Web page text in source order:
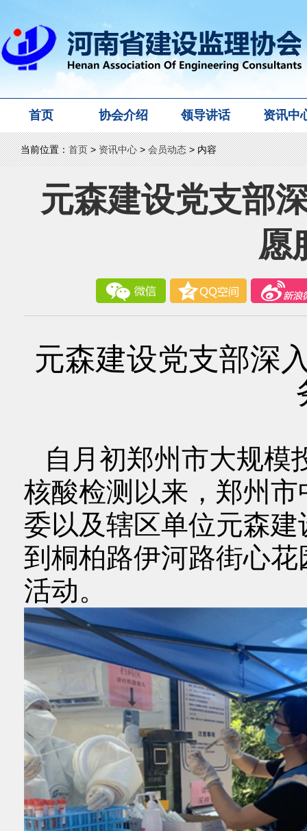
首页 协会介绍 领导讲话 资讯中
当前位置：首页>资讯中心>会员动态> 内容
元森建设党支部
愿
元森建设党支部深
自月初郑州市大规模
核酸检测以来，郑州
委以及辖区单位元森
到桐柏路伊河路街心
活动。